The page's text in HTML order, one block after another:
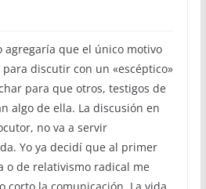
agregaría que el único motivo
discutir con un «escéptico»
para que otros, testigos de
algo de ella. La discusión en
no va a servir
Yo ya decidí que al primer
o de relativismo radical me
corto la comunicación. La vida